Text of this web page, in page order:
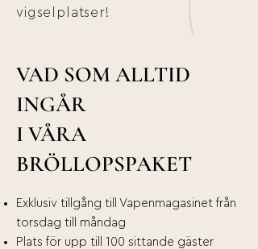
vigselplatser!
VAD SOM ALLTID
INGÅR
I VÅRA
BRÖLLOPSPAKET
Exklusiv tillgång till Vapenmagasinet från
torsdag till måndag
Plats för upp till 100 sittande gäster